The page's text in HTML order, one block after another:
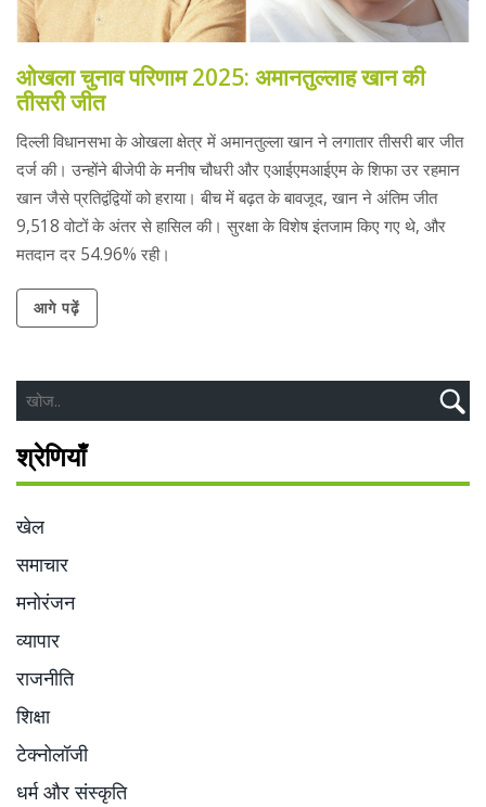
ओखला चुनाव परिणाम 2025: अमानतुल्लाह खान की
तीसरी जीत
दिल्ली विधानसभा के ओखला क्षेत्र में अमानतुल्ला खान ने लगातार तीसरी बार जीत
दर्ज की। उन्होंने बीजेपी के मनीष चौधरी और एआईएमआईएम के शिफा उर रहमान
खान जैसे प्रतिद्वंद्वियों को हराया। बीच में बढ़त के बावजूद, खान ने अंतिम जीत
9,518 वोटों के अंतर से हासिल की। सुरक्षा के विशेष इंतजाम किए गए थे, और
मतदान दर 54.96% रही।
आगे पढ़ें
श्रेणियाँ
खेल
समाचार
मनोरंजन
व्यापार
राजनीति
शिक्षा
टेक्नोलॉजी
धर्म और संस्कृति